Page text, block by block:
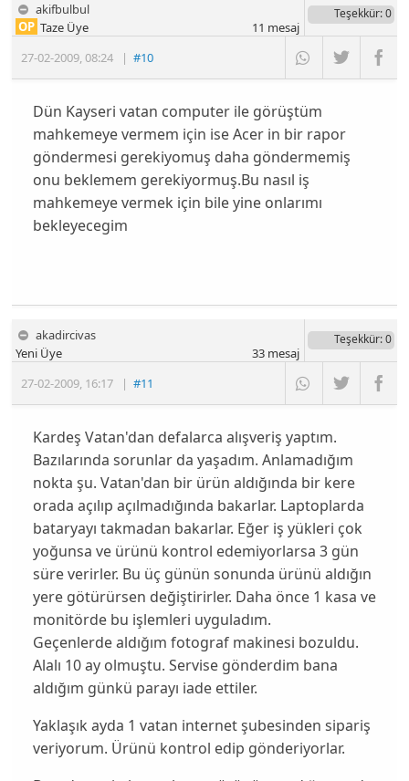
akifbulbul
27-02-2009,08:24 |#10
OP Taze Üye
Teşekkür: 0
11 mesaj
Dün Kayseri vatan computer ile görüştüm
mahkemeye vermem için ise Acer in bir rapor
göndermesi gerekiyomuş daha göndermemiş
onu beklemem gerekiyormuş.Bu nasıl iş
mahkemeye vermek için bile yine onlarımı
bekleyecegim
akadircivas
27-02-2009, 16:17 |#11
Yeni Üye
Teşekkür: 0
33mesaj
Kardeş Vatan'dan defalarca alışveriş yaptım.
Bazılarında sorunlar da yaşadım. Anlamadığım
nokta şu. Vatan'dan bir ürün aldığında bir kere
orada açılıp açılmadığında bakarlar. Laptoplarda
bataryayı takmadan bakarlar. Eğer iş yükleri çok
yoğunsa ve ürünü kontrol edemiyorlarsa 3 gün
süre verirler. Bu üç günün sonunda ürünü aldığın
yere götürürsen değiştirirler. Daha önce 1 kasa ve
monitörde bu işlemleri uyguladım.
Geçenlerde aldığım fotograf makinesi bozuldu.
Alalı 10 ay olmuştu. Servise gönderdim bana
aldığım günkü parayı iade ettiler.
Yaklaşık ayda 1 vatan internet şubesinden sipariş
veriyorum. Ürünü kontrol edip gönderiyorlar.